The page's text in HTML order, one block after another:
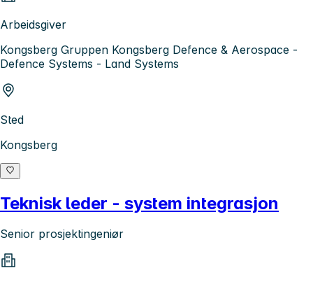
Arbeidsgiver
Kongsberg Gruppen Kongsberg Defence & Aerospace -
Defence Systems - Land Systems
Sted
Kongsberg
Teknisk leder - system integrasjon
Senior prosjektingeniør